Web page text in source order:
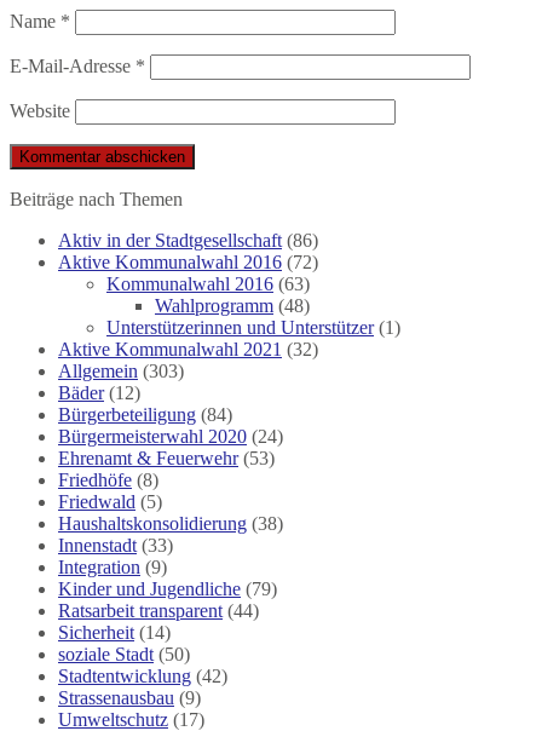
Name *
E-Mail-Adresse *
Website
Beiträge nach Themen
Aktiv in der Stadtgesellschaft (86)
Aktive Kommunalwahl 2016 (72)
Kommunalwahl 2016 (63)
Wahlprogramm (48)
Unterstützerinnen und Unterstützer(1)
Aktive Kommunalwahl 2021 (32)
Allgemein (303)
Bäder(12)
Bürgerbeteiligung (84)
Bürgermeisterwahl 2020 (24)
Ehrenamt & Feuerwehr(53)
Friedhöfe (8)
Friedwald (5)
Haushaltskonsolidierung (38)
Innenstadt (33)
Integration (9)
Kinder und Jugendliche (79)
Ratsarbeit transparent (44)
Sicherheit (14)
soziale Stadt (50)
Stadtentwicklung (42)
Strassenausbau (9)
Umweltschutz (17)